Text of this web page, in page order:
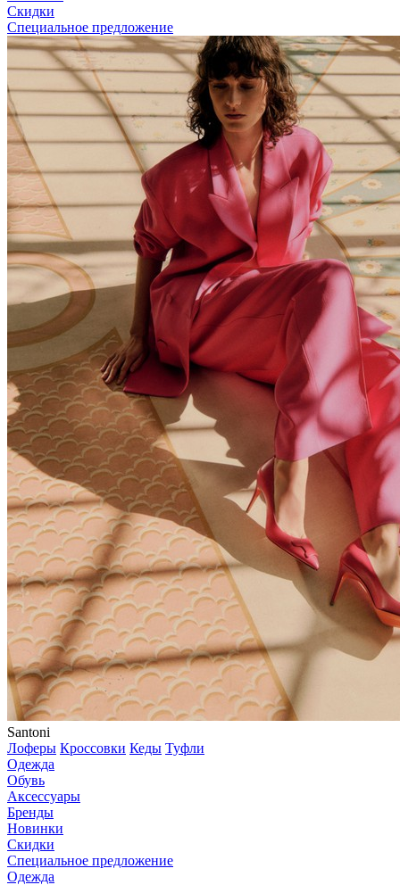
Скидки
Специальное предложение
Santoni
Лоферы Кроссовки Кеды Туфли
Одежда
Обувь
Аксессуары
Бренды
Новинки
Скидки
Специальное предложение
Одежда